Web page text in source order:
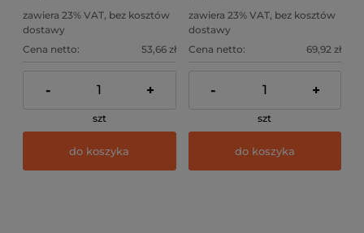
zawiera 23% VAT, bez kosztów
dostawy
Cena netto:
53,66 zł
- +
szt
do koszyka
zawiera 23% VAT, bez kosztów
dostawy
Cena netto:
69,92 zł
- +
szt
do koszyka